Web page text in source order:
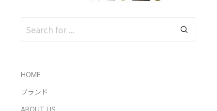
HOME
ブランド